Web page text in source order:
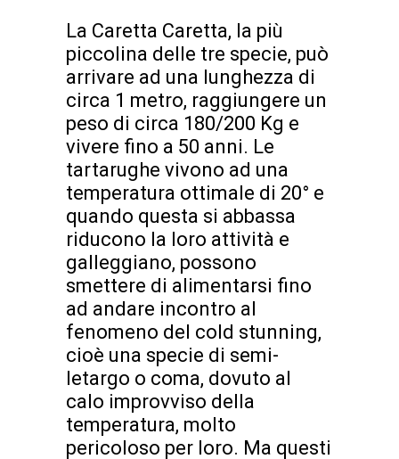
La Caretta Caretta, la più
piccolina delle tre specie, può
arrivare ad una lunghezza di
circa 1 metro, raggiungere un
peso di circa 180/200 Kg e
vivere fino a 50 anni. Le
tartarughe vivono ad una
temperatura ottimale di 20° e
quando questa si abbassa
riducono la loro attività e
galleggiano, possono
smettere di alimentarsi fino
ad andare incontro al
fenomeno del cold stunning,
cioè una specie di semi-
letargo o coma, dovuto al
calo improvviso della
temperatura, molto
pericoloso per loro. Ma questi